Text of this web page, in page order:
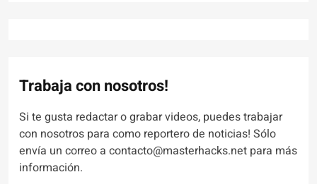
Trabaja con nosotros!
Si te gusta redactar o grabar videos, puedes trabajar
con nosotros para como reportero de noticias! Sólo
envía un correo a contacto@masterhacks.net para más
información.